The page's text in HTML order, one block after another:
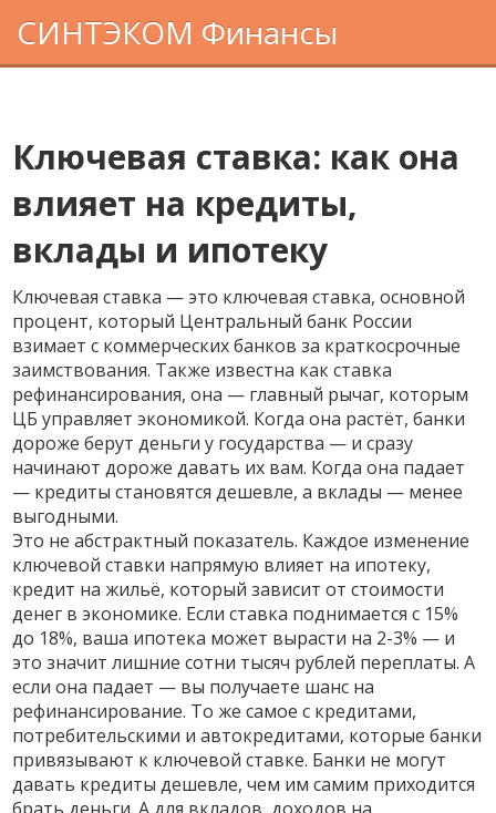
СИНТЭКОМ Финансы
Ключевая ставка: как она
влияет на кредиты,
вклады и ипотеку
Ключевая ставка — это ключевая ставка,основной
процент, который Центральный банк России
взимает с коммерческих банков за краткосрочные
заимствования. Также известна какставка
рефинансирования, она — главный рычаг, которым
ЦБ управляет экономикой. Когда она растёт, банки
дороже берут деньги у государства — и сразу
начинают дороже давать их вам. Когда она падает
— кредиты становятся дешевле, а вклады — менее
выгодными.
Это не абстрактный показатель. Каждое изменение
ключевой ставки напрямую влияет на ипотеку,
кредит на жильё, который зависит от стоимости
денег в экономике. Если ставка поднимается с 15%
до 18%, ваша ипотека может вырасти на 2-3% — и
это значит лишние сотни тысяч рублей переплаты. А
если она падает — вы получаете шанс на
рефинансирование. То же самое с кредитами,
потребительскими и автокредитами, которые банки
привязывают к ключевой ставке. Банки не могут
давать кредиты дешевле, чем им самим приходится